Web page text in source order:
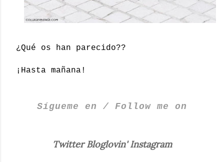
¿Qué os han parecido??
¡Hasta mañana!
Sígueme en / Follow me on
Twitter Bloglovin' Instagram